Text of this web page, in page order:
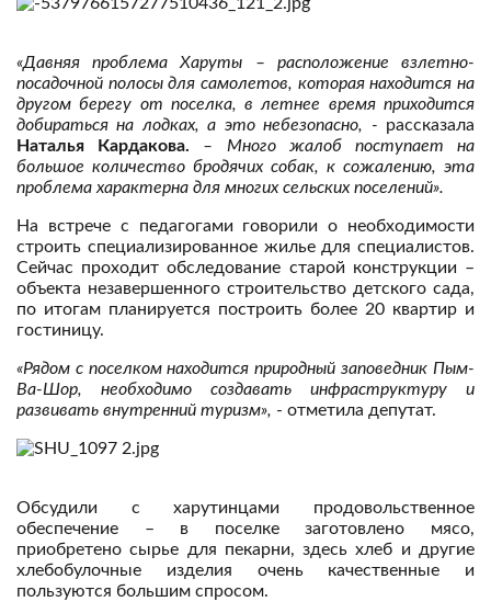
«Давняя проблема Харуты – расположение взлетно-
посадочной полосы для самолетов, которая находится на
другом берегу от поселка, в летнее время приходится
добираться на лодках, а это небезопасно, - рассказала
Наталья Кардакова.
– Много жалоб поступает на
большое количество бродячих собак, к сожалению, эта
проблема характерна для многих сельских поселений».
На встрече с педагогами говорили о необходимости
строить специализированное жилье для специалистов.
Сейчас проходит обследование старой конструкции –
объекта незавершенного строительство детского сада,
по итогам планируется построить более 20 квартир и
гостиницу.
«Рядом с поселком находится природный заповедник Пым-
Ва-Шор, необходимо создавать инфраструктуру и
развивать внутренний туризм», - отметила депутат.
Обсудили с харутинцами продовольственное
обеспечение – в поселке заготовлено мясо,
приобретено сырье для пекарни, здесь хлеб и другие
хлебобулочные изделия очень качественные и
пользуются большим спросом.